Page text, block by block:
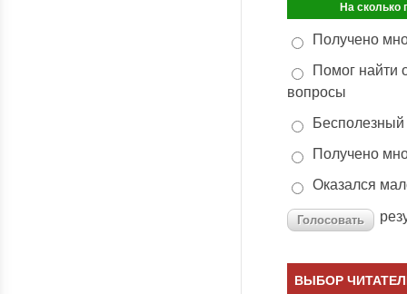
На сколько
Получено
Помог найти
вопросы
Бесполезный
Получено
Оказался
ВЫБОР